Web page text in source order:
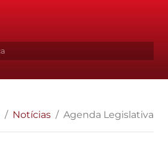
Notícias Agenda Legislativa